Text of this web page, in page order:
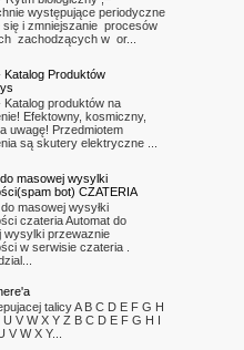
występujące periodyczne
się i zmniejszanie procesów
zachodzących w or...
Katalog Produktów
Katalog produktów na
Efektowny, kosmiczny,
uwagę! Przedmiotem
są skutery elektryczne ...
masowej wysylki
bot) CZATERIA
masowej wysyłki
czateria Automat do
wysylki przewaznie
w serwisie czateria .
talicy A B C D E F G H
V W X Y Z B C D E F G H I
W X Y...